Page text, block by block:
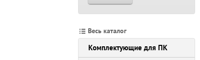
Весь каталог
Комплектующие для ПК